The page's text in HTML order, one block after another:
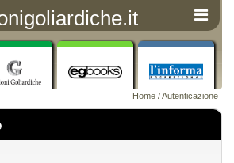
Home / Autenticazione